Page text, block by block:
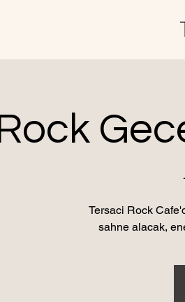
Rock
Tersaci Rock
sahne alacak,